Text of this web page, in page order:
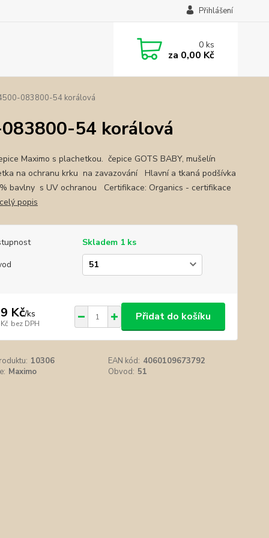
Přihlášení
0ks
za 0,00 Kč
083800-54 korálová
54 korálová
Maximo s plachetkou. čepice GOTS BABY, mušelín
na ochranu krku na zavazování Hlavní a tkaná podšívka
bavlny s UV ochranou Certifikace: Organics - certifikace
celý popis
Skladem 1 ks
Kč/ks
bez DPH
Přidat do košíku
10306 EAN kód: 4060109673792
Maximo Obvod: 51